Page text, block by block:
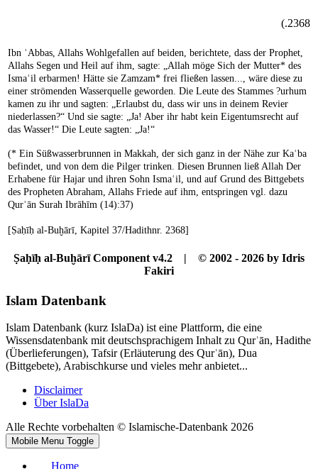
2368.)
Ibn ʿAbbas, Allahs Wohlgefallen auf beiden, berichtete, dass der Prophet,
Allahs Segen und Heil auf ihm, sagte: „Allah möge Sich der Mutter* des
Ismaʿil erbarmen! Hätte sie Zamzam* frei fließen lassen..., wäre diese zu
einer strömenden Wasserquelle geworden. Die Leute des Stammes ?urhum
kamen zu ihr und sagten: „Erlaubst du, dass wir uns in deinem Revier
niederlassen?“ Und sie sagte: „Ja! Aber ihr habt kein Eigentumsrecht auf
das Wasser!“ Die Leute sagten: „Ja!“
(* Ein Süßwasserbrunnen in Makkah, der sich ganz in der Nähe zur Kaʿba
befindet, und von dem die Pilger trinken. Diesen Brunnen ließ Allah Der
Erhabene für Hajar und ihren Sohn Ismaʿil, und auf Grund des Bittgebets
des Propheten Abraham, Allahs Friede auf ihm, entspringen vgl. dazu
Qurʾān Surah Ibrāhīm (14):37)
[Ṣaḥīḥ al-Buḫārī, Kapitel 37/Hadithnr. 2368]
Ṣaḥīḥ al-Buḫārī Component v4.2 | © 2002 - 2026 by Idris
Fakiri
Islam Datenbank
Islam Datenbank (kurz IslaDa) ist eine Plattform, die eine
Wissensdatenbank mit deutschsprachigem Inhalt zu Qurʾān, Hadithe
(Überlieferungen), Tafsir (Erläuterung des Qurʾān), Dua
(Bittgebete), Arabischkurse und vieles mehr anbietet...
Disclaimer
Über IslaDa
Alle Rechte vorbehalten © Islamische-Datenbank 2026
Mobile Menu Toggle
Home